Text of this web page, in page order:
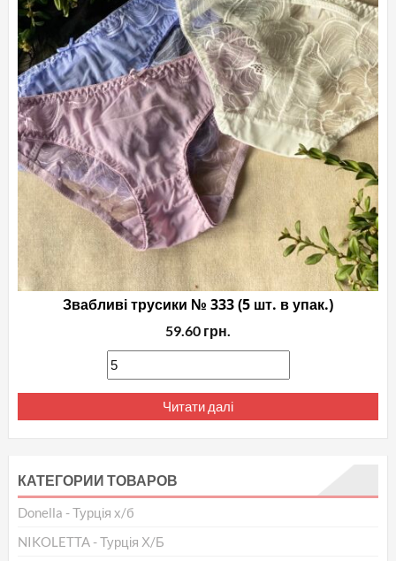
Звабливі трусики № 333 (5 шт. в упак.)
59.60 грн.
Читати далі
КАТЕГОРИИ ТОВАРОВ
Donella - Турція х/б
NIKOLETTA - Турція Х/Б